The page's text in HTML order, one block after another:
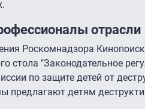
отрасли
Роскомнадзора
стола "Законодательное
по защите детей от
предлагают детям